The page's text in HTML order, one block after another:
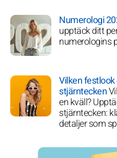
Numerologi
upptäck ditt
numerologins
Vilken
stjärntecken
en kväll?
stjärntecken:
detaljer som